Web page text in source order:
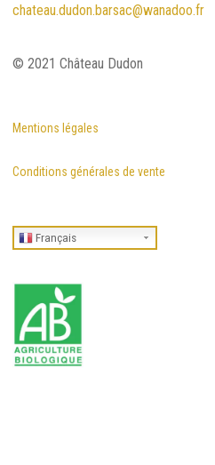
chateau.dudon.barsac@wanadoo.fr
© 2021 Château Dudon
Mentions légales
Conditions générales de vente
Français